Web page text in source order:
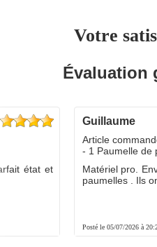
Votre
Évaluation
état et
guillaume
Posté le 05/07/2026 à
Article
- 1 Paumelle de
Matériel pro.
paumelles . Ils